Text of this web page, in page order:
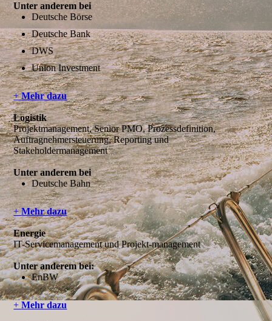
Unter anderem bei
Deutsche Börse
Deutsche Bank
DWS
Union Investment
+Mehr dazu
Logistik
Projektmanagement, Senior PMO, Prozessdefinition,
Auftragnehmersteuerung, Reporting und
Stakeholdermanagement
Unter anderem bei
Deutsche Bahn
+Mehr dazu
Energie
IT-Servicemanagement und Projekt-management
Unter anderem bei:
EnBW
+Mehr dazu